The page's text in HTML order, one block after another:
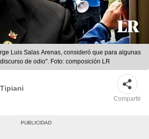
Luis Salas Arenas, consideró que para algunas
de odio". Foto: composición LR
Compartir